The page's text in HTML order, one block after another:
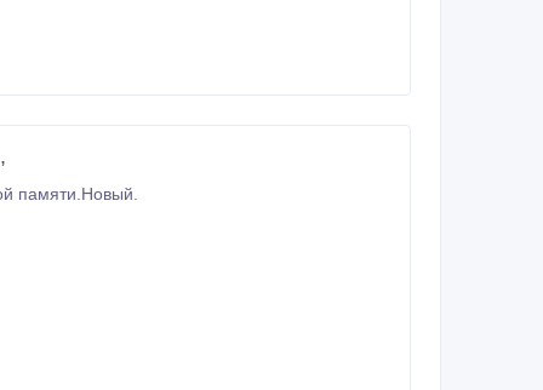
CE 6.0 Core, 4 гига встроенной памяти.Новый.